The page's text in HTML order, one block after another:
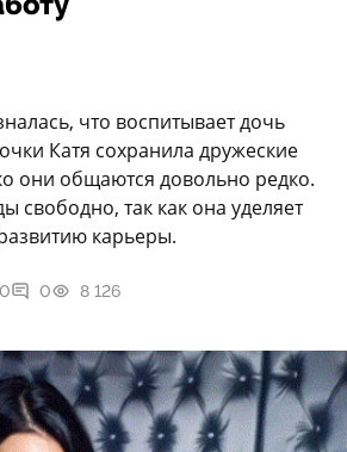
что воспитывает дочь
Катя сохранила дружеские
они общаются довольно редко.
свободно, так как она уделяет
карьеры.
0 8 126